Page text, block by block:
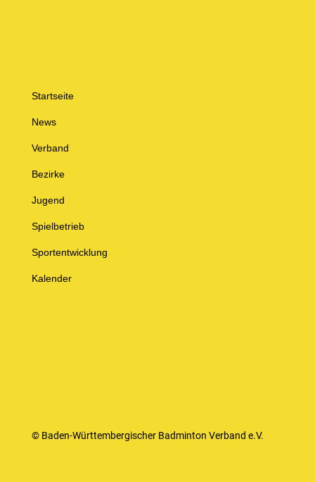
Startseite
News
Verband
Bezirke
Jugend
Spielbetrieb
Sportentwicklung
Kalender
© Baden-Württembergischer Badminton Verband e.V.